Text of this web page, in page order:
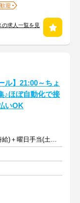
迎
求人一覧を見
ル】21:00～ちょ
♪ほぼ自動化で接
いOK
時給1200～1500円(深夜時給)＋曜日手当(土日祝+70円)